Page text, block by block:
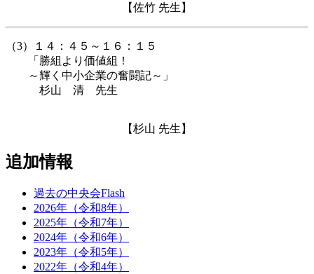
【佐竹 先生】
（3）１４：４５～１６：１５
「勝組より価値組！
～輝く中小企業の奮闘記～」
杉山 清 先生
【杉山 先生】
追加情報
過去の中央会Flash
2026年（令和8年）
2025年（令和7年）
2024年（令和6年）
2023年（令和5年）
2022年（令和4年）